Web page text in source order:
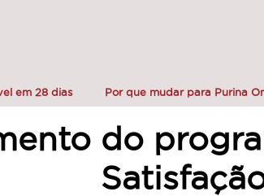
em 28 dias Por que mudar para Purina
do